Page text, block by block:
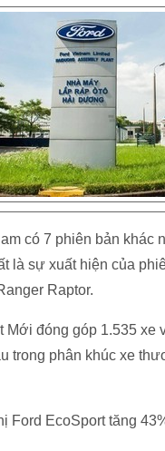
có 7 phiên bản khác
là sự xuất hiện của
Raptor.
Mới đóng góp 1.535 xe
trong phân khúc xe
Ford EcoSport tăng